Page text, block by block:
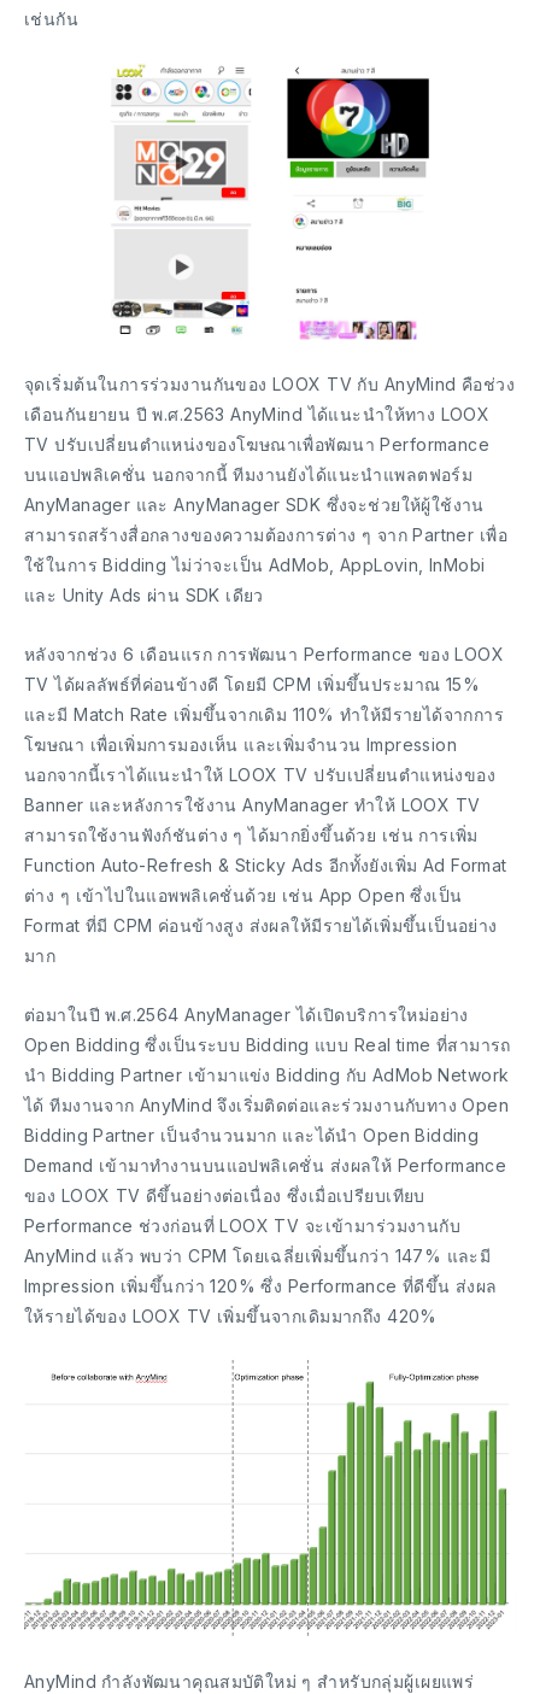
เช่นกัน
จุดเริ่มต้นในการร่วมงานกันของ LOOX TV กับ AnyMind คือช่วง
เดือนกันยายน ปี พ.ศ.2563 AnyMind ได้แนะนำให้ทาง LOOX
TV ปรับเปลี่ยนตำแหน่งของโฆษณาเพื่อพัฒนา Performance
บนแอปพลิเคชั่น นอกจากนี้ ทีมงานยังได้แนะนำแพลตฟอร์ม
AnyManager และ AnyManager SDK ซึ่งจะช่วยให้ผู้ใช้งาน
สามารถสร้างสื่อกลางของความต้องการต่าง ๆ จาก Partner เพื่อ
ใช้ในการ Bidding ไม่ว่าจะเป็น AdMob, AppLovin, InMobi
และ Unity Ads ผ่าน SDK เดียว
หลังจากช่วง 6 เดือนแรก การพัฒนา Performance ของ LOOX
TV ได้ผลลัพธ์ที่ค่อนข้างดี โดยมี CPM เพิ่มขึ้นประมาณ 15%
และมี Match Rate เพิ่มขึ้นจากเดิม 110% ทำให้มีรายได้จากการ
โฆษณา เพื่อเพิ่มการมองเห็น และเพิ่มจำนวน Impression
นอกจากนี้เราได้แนะนำให้ LOOX TV ปรับเปลี่ยนตำแหน่งของ
Banner และหลังการใช้งาน AnyManager ทำให้ LOOX TV
สามารถใช้งานฟังก์ชันต่าง ๆ ได้มากยิ่งขึ้นด้วย เช่น การเพิ่ม
Function Auto-Refresh & Sticky Ads อีกทั้งยังเพิ่ม Ad Format
ต่าง ๆ เข้าไปในแอพพลิเคชั่นด้วย เช่น App Open ซึ่งเป็น
Format ที่มี CPM ค่อนข้างสูง ส่งผลให้มีรายได้เพิ่มขึ้นเป็นอย่าง
มาก
ต่อมาในปี พ.ศ.2564 AnyManager ได้เปิดบริการใหม่อย่าง
Open Bidding ซึ่งเป็นระบบ Bidding แบบ Real time ที่สามารถ
นำ Bidding Partner เข้ามาแข่ง Bidding กับ AdMob Network
ได้ ทีมงานจาก AnyMind จึงเริ่มติดต่อและร่วมงานกับทาง Open
Bidding Partner เป็นจำนวนมาก และได้นำ Open Bidding
Demand เข้ามาทำงานบนแอปพลิเคชั่น ส่งผลให้ Performance
ของ LOOX TV ดีขึ้นอย่างต่อเนื่อง ซึ่งเมื่อเปรียบเทียบ
Performance ช่วงก่อนที่ LOOX TV จะเข้ามาร่วมงานกับ
AnyMind แล้ว พบว่า CPM โดยเฉลี่ยเพิ่มขึ้นกว่า 147% และมี
Impression เพิ่มขึ้นกว่า 120% ซึ่ง Performance ที่ดีขึ้น ส่งผล
ให้รายได้ของ LOOX TV เพิ่มขึ้นจากเดิมมากถึง 420%
AnyMind กำลังพัฒนาคุณสมบัติใหม่ ๆ สำหรับกลุ่มผู้เผยแพร่